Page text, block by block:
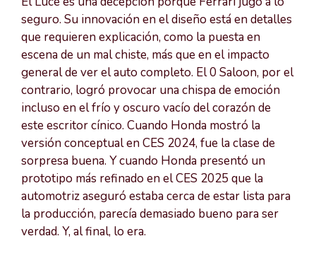
seguro. Su innovación en el diseño está en detalles
que requieren explicación, como la puesta en
escena de un mal chiste, más que en el impacto
general de ver el auto completo. El 0 Saloon, por el
contrario, logró provocar una chispa de emoción
incluso en el frío y oscuro vacío del corazón de
este escritor cínico. Cuando Honda mostró la
versión conceptual en CES 2024, fue la clase de
sorpresa buena. Y cuando Honda presentó un
prototipo más refinado en el CES 2025 que la
automotriz aseguró estaba cerca de estar lista para
la producción, parecía demasiado bueno para ser
verdad. Y, al final, lo era.